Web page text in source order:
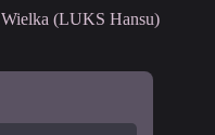
Wielka (LUKS Hansu)